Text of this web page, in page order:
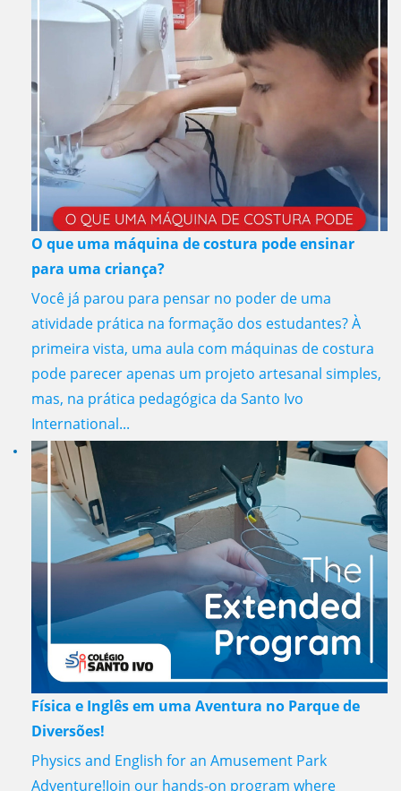
O que uma máquina de costura pode ensinar
para uma criança?
Você já parou para pensar no poder de uma
atividade prática na formação dos estudantes? À
primeira vista, uma aula com máquinas de costura
pode parecer apenas um projeto artesanal simples,
mas, na prática pedagógica da Santo Ivo
International...
Física e Inglês em uma Aventura no Parque de
Diversões!
Physics and English for an Amusement Park
Adventure!Join our hands-on program where